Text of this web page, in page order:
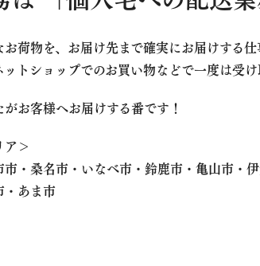
お荷物を、お届け先まで確実にお届けする仕
ットショップでのお買い物などで一度は受
お客様へお届けする番です！
ア＞
市・桑名市・いなべ市・鈴鹿市・亀山市・
・あま市